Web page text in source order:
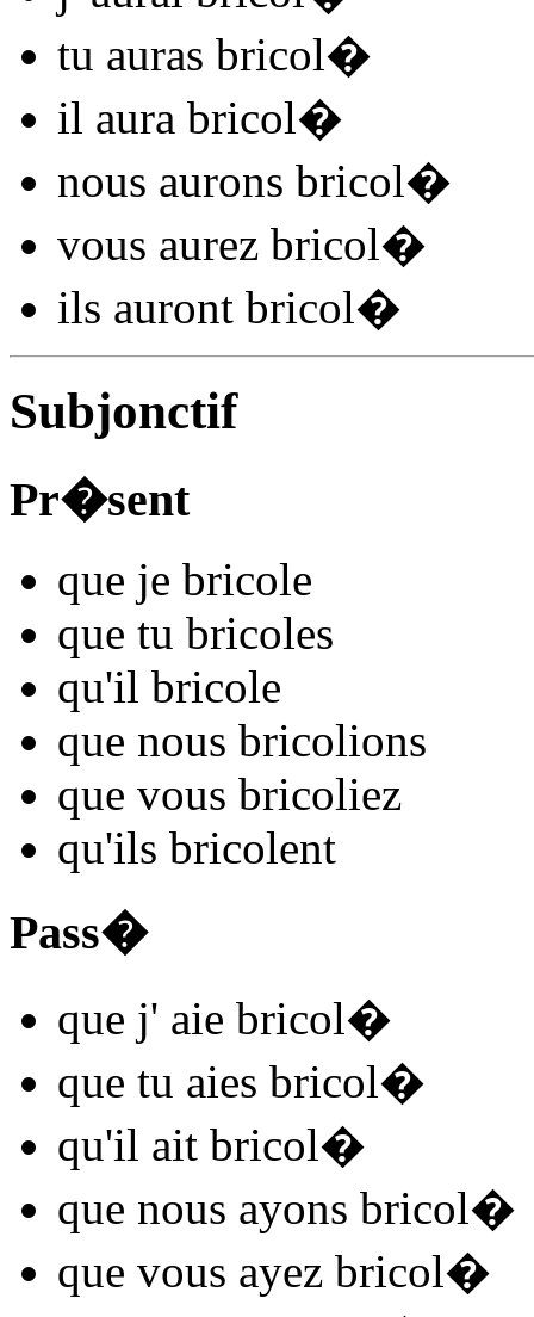
tu auras bricol�
il aura bricol�
nous aurons bricol�
vous aurez bricol�
ils auront bricol�
Subjonctif
Pr�sent
que je bricole
que tu bricoles
qu'il bricole
que nous bricolions
que vous bricoliez
qu'ils bricolent
Pass�
que j' aie bricol�
que tu aies bricol�
qu'il ait bricol�
que nous ayons bricol�
que vous ayez bricol�